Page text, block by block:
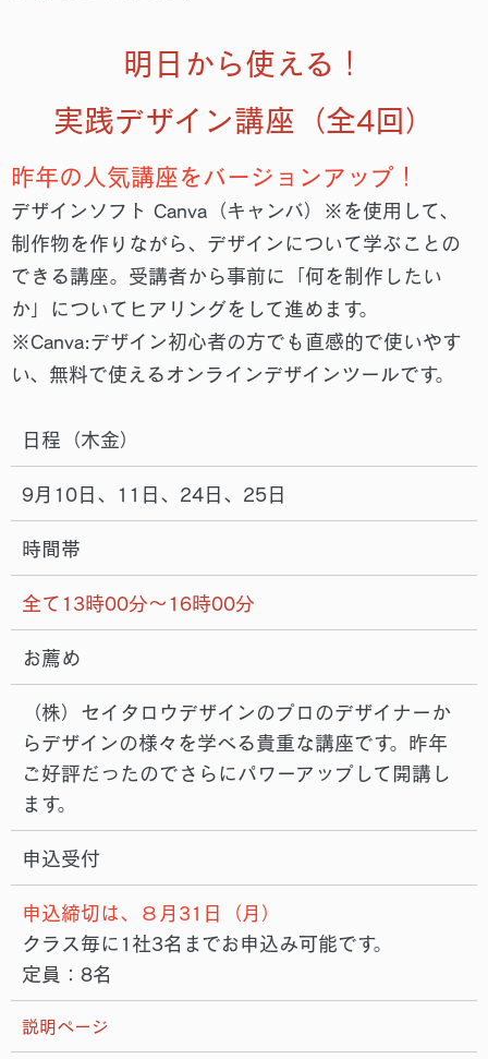
明日から使える！
実践デザイン講座（全4回）
昨年の人気講座をバージョンアップ！
デザインソフト Canva（キャンバ）※を使⽤して、
制作物を作りながら、デザインについて学ぶことの
できる講座。受講者から事前に「何を制作したい
か」についてヒアリングをして進めます。
※Canva:デザイン初⼼者の⽅でも直感的で使いやす
い、無料で使えるオンラインデザインツールです。
日程（木金）
9月10日、11日、24日、25日
時間帯
全て13時00分～16時00分
お薦め
（株）セイタロウデザインのプロのデザイナーか
らデザインの様々を学べる貴重な講座です。昨年
ご好評だったのでさらにパワーアップして開講し
ます。
申込受付
申込締切は、８月31日（月）
クラス毎に1社3名までお申込み可能です。
定員：8名
説明ページ